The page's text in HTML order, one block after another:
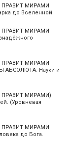
ПРАВИТ МИРАМИ
до Вселенной
ПРАВИТ МИРАМИ
ПРАВИТ МИРАМИ
АБСОЛЮТА. Науки и
ПРАВИТ МИРАМИ)
(Уровневая
ПРАВИТ МИРАМИ
до Бога.